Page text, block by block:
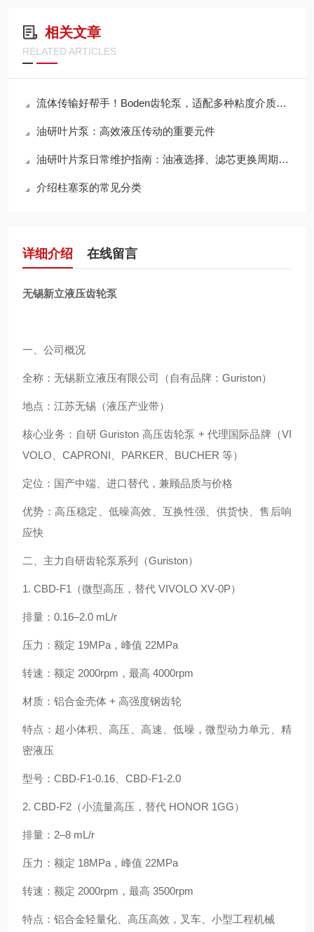
相关文章
RELATED ARTICLES
流体传输好帮手！Boden齿轮泵，适配多种粘度介质，输送效率拉满
油研叶片泵：高效液压传动的重要元件
油研叶片泵日常维护指南：油液选择、滤芯更换周期与使用寿命延长技巧
介绍柱塞泵的常见分类
详细介绍 在线留言
无锡新立液压齿轮泵
一、公司概况
全称：无锡新立液压有限公司（自有品牌：Guriston）
地点：江苏无锡（液压产业带）
核心业务：自研 Guriston 高压齿轮泵 + 代理国际品牌（VI
VOLO、CAPRONI、PARKER、BUCHER 等）
定位：国产中端、进口替代，兼顾品质与价格
优势：高压稳定、低噪高效、互换性强、供货快、售后响
应快
二、主力自研齿轮泵系列（Guriston）
1. CBD‑F1（微型高压，替代 VIVOLO XV‑0P）
排量：0.16–2.0 mL/r
压力：额定 19MPa，峰值 22MPa
转速：额定 2000rpm，最高 4000rpm
材质：铝合金壳体 + 高强度钢齿轮
特点：超小体积、高压、高速、低噪，微型动力单元、精
密液压
型号：CBD‑F1‑0.16、CBD‑F1‑2.0
2. CBD‑F2（小流量高压，替代 HONOR 1GG）
排量：2–8 mL/r
压力：额定 18MPa，峰值 22MPa
转速：额定 2000rpm，最高 3500rpm
特点：铝合金轻量化、高压高效，叉车、小型工程机械